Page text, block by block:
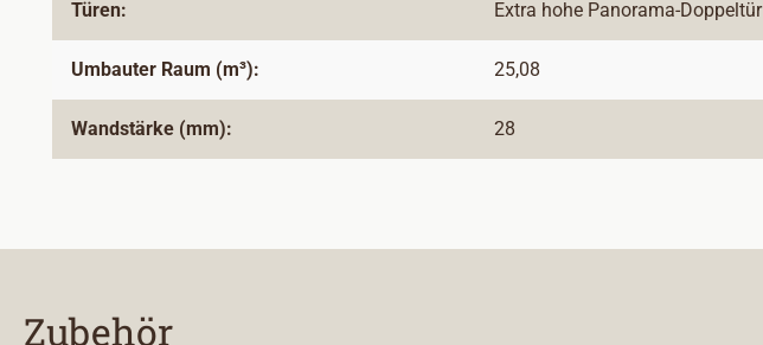
Türen: Extra hohe Panorama-Doppeltür
Umbauter Raum (m³): 25,08
Wandstärke (mm): 28
Zubehör